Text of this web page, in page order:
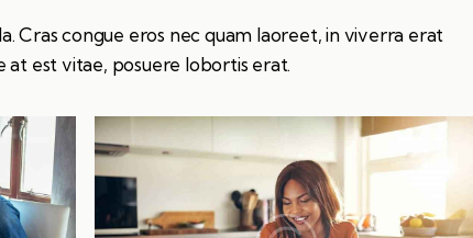
Cras congue eros nec quam laoreet, in viverra erat
at est vitae, posuere lobortis erat.